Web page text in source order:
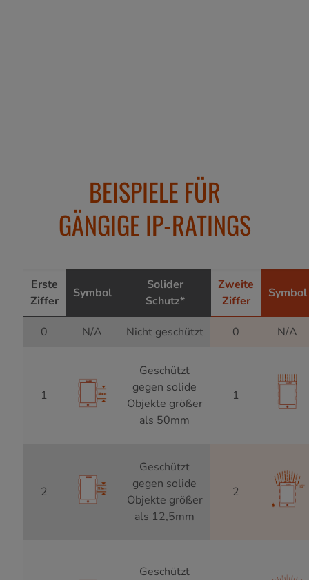
BEISPIELE FÜR
GÄNGIGE IP-RATINGS
Erste
Ziffer
Symbol
Solider
Schutz*
Zweite
Ziffer
Symbol
0 N/A Nicht geschützt 0 N/A
1
Geschützt
gegen solide
Objekte größer
als 50mm
1
2
Geschützt
gegen solide
Objekte größer
als 12,5mm
2
Geschützt